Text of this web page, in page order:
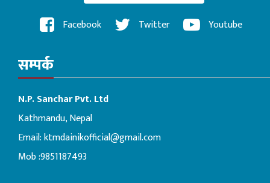
Facebook Twitter Youtube
सम्पर्क
N.P. Sanchar Pvt. Ltd
Kathmandu, Nepal
Email:ktmdainikofficial@gmail.com
Mob :9851187493